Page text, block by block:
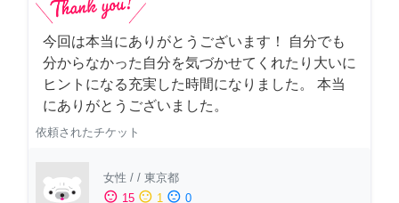
今回は本当にありがとうございます！ 自分でも
分からなかった自分を気づかせてくれたり大いに
ヒントになる充実した時間になりました。 本当
にありがとうございました。
依頼されたチケット
女性 / / 東京都
sentiment_satisfied 15 sentiment_neutral 1 sentiment_dissatisfied 0